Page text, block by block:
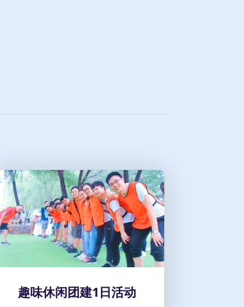
趣味休闲团建1日活动